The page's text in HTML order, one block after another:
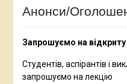
Анонси/
Запрошуємо на
Студентів, аспірантів і
запрошуємо на лекцію